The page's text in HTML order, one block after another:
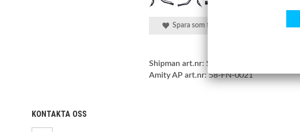
Spara som favorit
Shipman art.nr: SBPR046
Amity AP art.nr: 58-FN-0021
KONTAKTA OSS